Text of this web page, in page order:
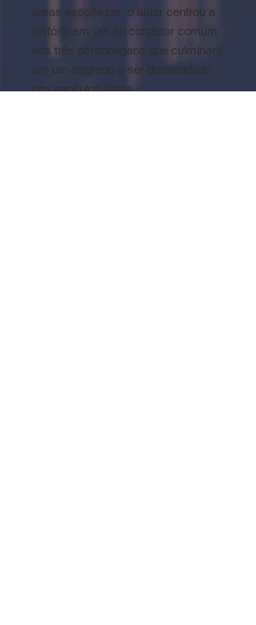
áreas escolhidas, o autor centrou a
história em um fio condutor comum
aos três personagens que culminará
em um segredo a ser desvendado
nos capítulos finais.